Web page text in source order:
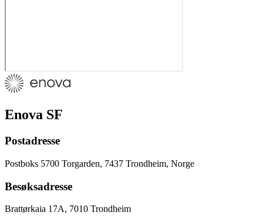
Enova SF
Postadresse
Postboks 5700 Torgarden, 7437 Trondheim, Norge
Besøksadresse
Brattørkaia 17A, 7010 Trondheim